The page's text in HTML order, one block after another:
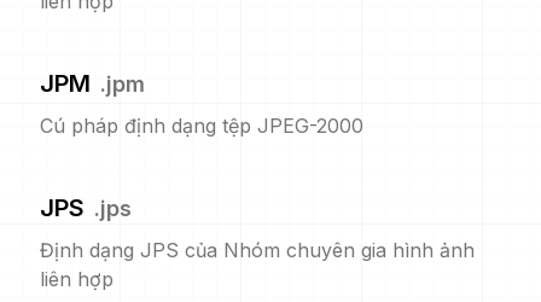
JPM .jpm
Cú pháp định dạng tệp JPEG-2000
JPS .jps
Định dạng JPS của Nhóm chuyên gia hình ảnh
liên hợp